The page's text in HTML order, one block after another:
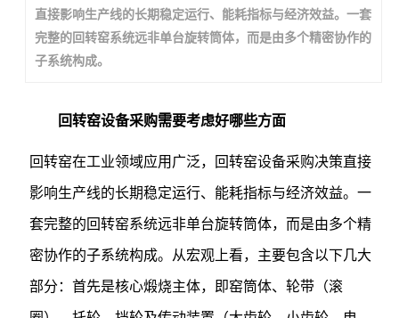
直接影响生产线的长期稳定运行、能耗指标与经济效益。一套
完整的回转窑系统远非单台旋转筒体，而是由多个精密协作的
子系统构成。
回转窑设备采购需要考虑好哪些方面
回转窑在工业领域应用广泛， 回转窑设备采购决策直接
影响生产线的长期稳定运行、能耗指标与经济效益。一
套完整的回转窑系统远非单台旋转筒体，而是由多个精
密协作的子系统构成。从宏观上看，主要包含以下几大
部分：首先是核心煅烧主体，即窑筒体、轮带（滚